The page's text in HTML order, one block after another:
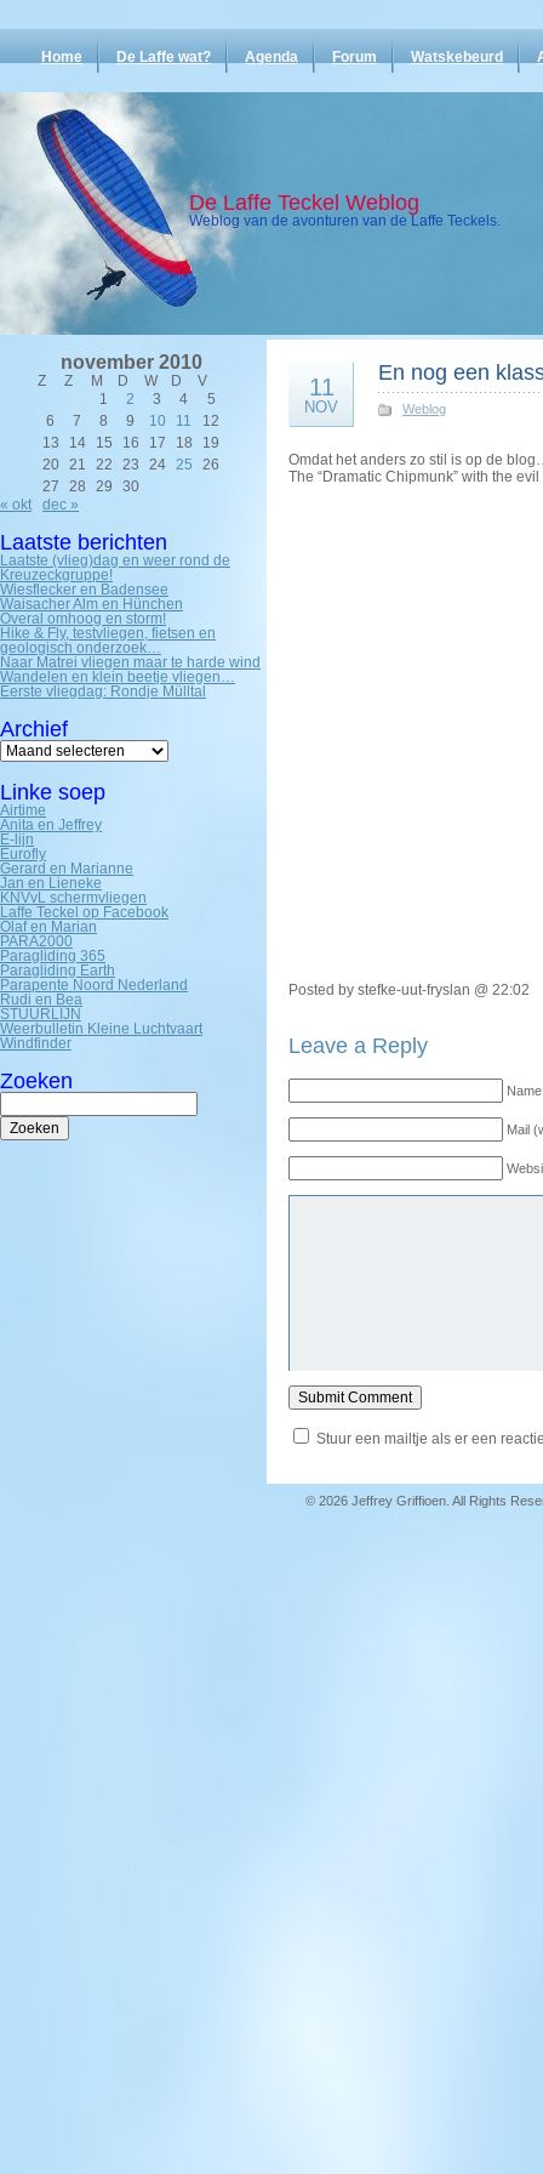
Home De Laffe wat? Agenda Forum Watskebeurd
De Laffe Teckel Weblog
Weblog van de avonturen van de Laffe Teckels.
november 2010
Z Z M D W D
V
1
2 3 4
5
6
7 8 9 10 11
12
13
14 15 16 17 18
19
20
21 22 23 24 25
26
27
28 29
30
« okt
dec »
Laatste berichten
Laatste (vlieg)dag en weer rond de
Kreuzeckgruppe!
Wiesflecker en Badensee
Waisacher Alm en Hünchen
Overal omhoog en storm!
Hike & Fly, testvliegen, fietsen en
geologisch onderzoek…
Naar Matrei vliegen maar te harde wind
Wandelen en klein beetje vliegen…
Eerste vliegdag: Rondje Mülltal
Archief
Archief
Linke soep
Airtime
Anita en Jeffrey
E-lijn
Eurofly
Gerard en Marianne
Jan en Lieneke
KNVvL schermvliegen
Laffe Teckel op Facebook
Olaf en Marian
PARA2000
Paragliding 365
Paragliding Earth
Parapente Noord Nederland
Rudi en Bea
STUURLIJN
Weerbulletin Kleine Luchtvaart
Windfinder
Zoeken
Zoeken
naar:
11
NOV
En nog een
Weblog
Omdat het anders zo stil is op de
The “Dramatic Chipmunk” with the
Posted by stefke-uut-fryslan @ 22:02
Leave a Reply
Mail
Stuur een mailtje als er een
© 2026 Jeffrey Griffioen. All Rights